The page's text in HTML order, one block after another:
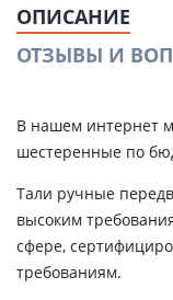
ОПИСАНИЕ
ОТЗЫВЫ И
В нашем интернет
шестеренные по
Тали ручные
высоким
сфере,
требованиям.